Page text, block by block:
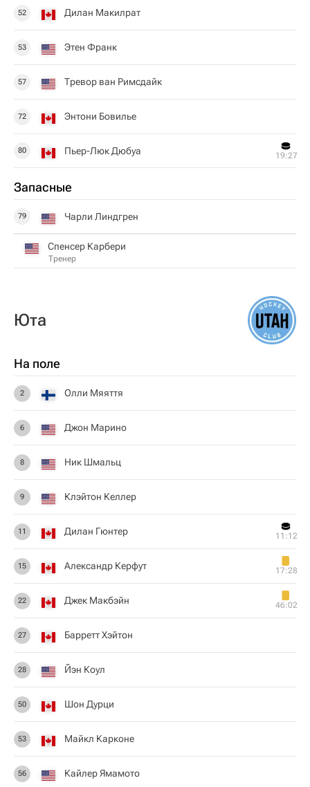
52 Дилан Макилрат
53 Этен Франк
57 Тревор ван Римсдайк
72 Энтони Бовилье
80 Пьер-Люк Дюбуа 19:27
Запасные
79 Чарли Линдгрен
Спенсер Карбери
Тренер
Юта
На поле
2 Олли Мяяття
6 Джон Марино
8 Ник Шмальц
9 Клэйтон Келлер
11 Дилан Гюнтер 11:12
15 Александр Керфут 17:28
22 Джек Макбэйн 46:02
27 Барретт Хэйтон
28 Йэн Коул
50 Шон Дурци
53 Майкл Карконе
56 Кайлер Ямамото